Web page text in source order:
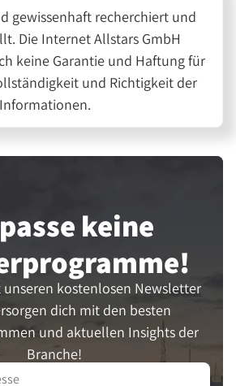
gewissenhaft recherchiert und
Die Internet Allstars GmbH
keine Garantie und Haftung für
und Richtigkeit der
keine
kostenlosen Newsletter
dich mit den besten
und aktuellen Insights der
Branche!